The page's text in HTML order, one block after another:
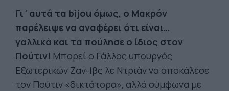
Γι΄αυτά τα bijou όμως, ο Μακρόν
παρέλειψε να αναφέρει ότι είναι…
γαλλικά και τα πούλησε ο ίδιος στον
Πούτιν! Μπορεί ο Γάλλος υπουργός
Εξωτερικών Ζαν-Ιβς λε Ντριάν να αποκάλεσε
τον Πούτιν «δικτάτορα», αλλά σύμφωνα με